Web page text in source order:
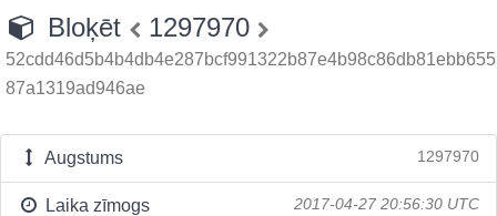
Bloķēt 1297970
52cdd46d5b4b4db4e287bcf991322b87e4b98c86db81ebb655
87a1319ad946ae
Augstums 1297970
Laika zīmogs 2017-04-27 20:56:30 UTC